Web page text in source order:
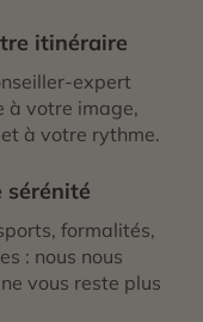
itinéraire
expert
à votre image,
à votre rythme.
sérénité
formalités,
: nous nous
vous reste plus